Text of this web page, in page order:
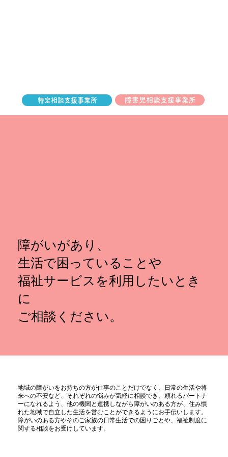
特定相談支援事業所 障害児相談支援事業所
障がいがあり、
生活で困っていることや
福祉サービスを利用したいとき
に
ご相談ください。
地域の障がいをお持ちの方が仕事のことだけでなく、日常の生活や将
来への不安など、それぞれの悩みが気軽に相談でき、頼れるパートナ
ーになれるよう、他の機関と連携しながら障がいのある方が、住み慣
れた地域で自立した生活を営むことができるようにお手伝いします。
障がいのある方やそのご家族の日常生活での困りごとや、福祉制度に
関する相談をお受けしています。